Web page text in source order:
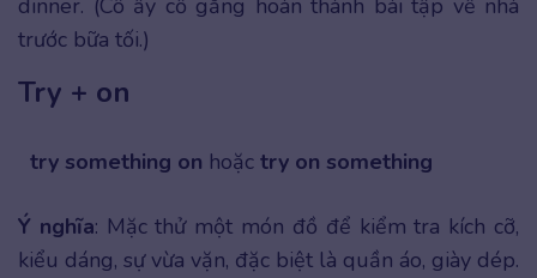
trước bữa tối.)
Try + on
try something on hoặc try on something
Ý nghĩa: Mặc thử một món đồ để kiểm tra kích cỡ,
kiểu dáng, sự vừa vặn, đặc biệt là quần áo, giày dép.